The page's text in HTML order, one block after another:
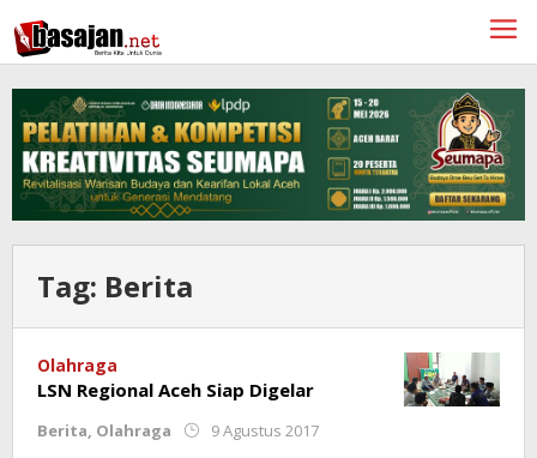
ke
konten
Tag: Berita
Olahraga
LSN Regional Aceh Siap Digelar
Berita, Olahraga 9 Agustus 2017